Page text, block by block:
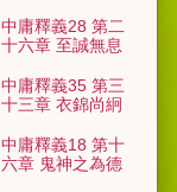
中庸釋義28 第二
十六章 至誠無息
中庸釋義35 第三
十三章 衣錦尚絅
中庸釋義18 第十
六章 鬼神之為德